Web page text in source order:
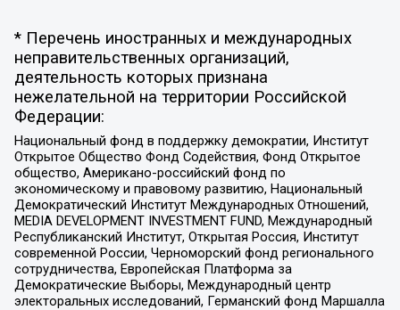
* Перечень иностранных и международных
неправительственных организаций,
деятельность которых признана
нежелательной на территории Российской
Федерации:
Национальный фонд в поддержку демократии, Институт
Открытое Общество Фонд Содействия, Фонд Открытое
общество, Американо-российский фонд по
экономическому и правовому развитию, Национальный
Демократический Институт Международных Отношений,
MEDIA DEVELOPMENT INVESTMENT FUND, Международный
Республиканский Институт, Открытая Россия, Институт
современной России, Черноморский фонд регионального
сотрудничества, Европейская Платформа за
Демократические Выборы, Международный центр
электоральных исследований, Германский фонд Маршалла